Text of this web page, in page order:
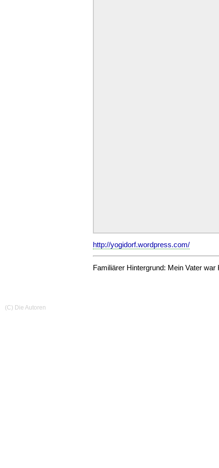
http://yogidorf.wordpress.com/
Familiärer Hintergrund: Mein Vater
(C) Die Autoren